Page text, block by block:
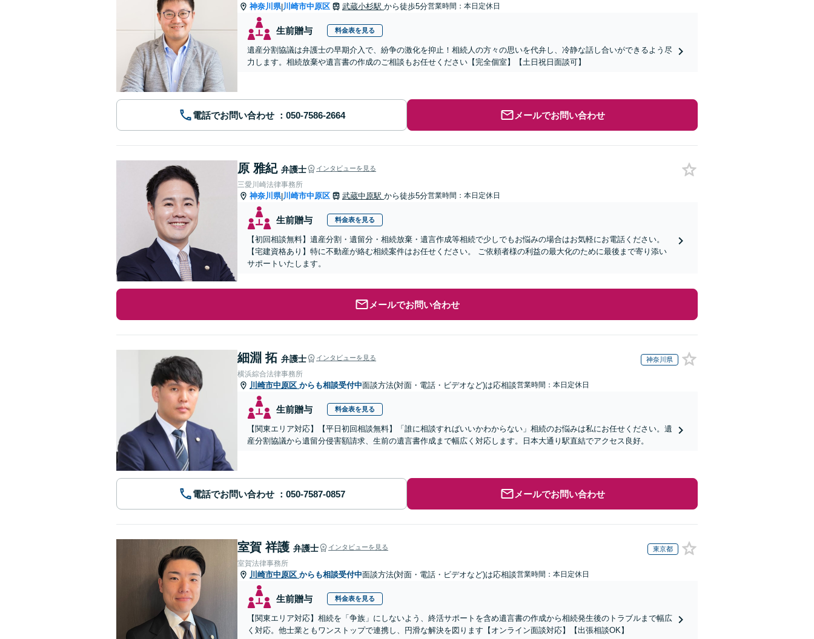
神奈川県|川崎市中原区 武蔵小杉駅 から徒歩5分営業時間：本日定休日
生前贈与 料金表を見る
遺産分割協議は弁護士の早期介入で、紛争の激化を抑止！相続人の方々の思いを代弁し、冷静な話し合いができるよう尽
力します。相続放棄や遺言書の作成のご相談もお任せください【完全個室】【土日祝日面談可】
電話でお問い合わせ メールでお問い合わせ
原 雅紀 弁護士 インタビューを見る
三愛川崎法律事務所
神奈川県|川崎市中原区 武蔵中原駅 から徒歩5分営業時間：本日定休日
生前贈与 料金表を見る
【初回相談無料】遺産分割・遺留分・相続放棄・遺言作成等相続で少しでもお悩みの場合はお気軽にお電話ください。
【宅建資格あり】特に不動産が絡む相続案件はお任せください。 ご依頼者様の利益の最大化のために最後まで寄り添い
サポートいたします。
メールでお問い合わせ
細淵 拓 弁護士 インタビューを見る 神奈川県
横浜綜合法律事務所
川崎市中原区 からも相談受付中面談方法(対面・電話・ビデオなど)は応相談営業時間：本日定休日
生前贈与 料金表を見る
【関東エリア対応】【平日初回相談無料】「誰に相談すればいいかわからない」相続のお悩みは私にお任せください。遺
産分割協議から遺留分侵害額請求、生前の遺言書作成まで幅広く対応します。日本大通り駅直結でアクセス良好。
電話でお問い合わせ メールでお問い合わせ
室賀 祥護 弁護士 インタビューを見る 東京都
室賀法律事務所
川崎市中原区 からも相談受付中面談方法(対面・電話・ビデオなど)は応相談営業時間：本日定休日
生前贈与 料金表を見る
【関東エリア対応】相続を「争族」にしないよう、終活サポートを含め遺言書の作成から相続発生後のトラブルまで幅広
く対応。他士業ともワンストップで連携し、円滑な解決を図ります【オンライン面談対応】【出張相談OK】